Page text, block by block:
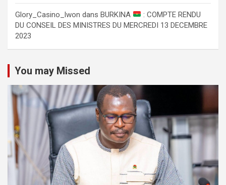
Glory_Casino_lwon dans BURKINA
: COMPTE RENDU
DU CONSEIL DES MINISTRES DU MERCREDI 13 DECEMBRE
2023
You may Missed